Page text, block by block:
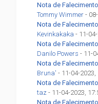
Nota de
Tommy Wimmer -
Nota de
Kevinkakaka - 11-
Nota de
Danilo Powers - 11-
Nota de
Bruna' - 11-04-2023,
Nota de
taz - 11-04-2023,
Nota de